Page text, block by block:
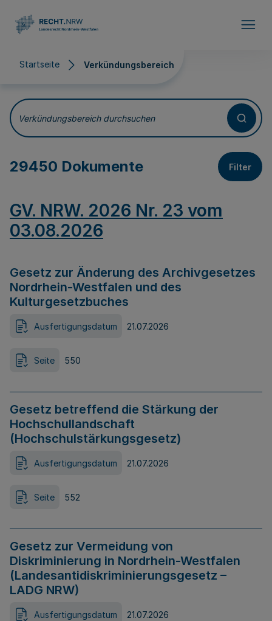
Startseite Verkündungsbereich
Verkündungsbereich
Verkündungsbereich durchsuchen
29450 Dokumente Filter
GV. NRW. 2026 Nr. 23 vom
03.08.2026
Gesetz zur Änderung des Archivgesetzes
Nordrhein-Westfalen und des
Kulturgesetzbuches
Ausfertigungsdatum 21.07.2026
Seite 550
Gesetz betreffend die Stärkung der
Hochschullandschaft
(Hochschulstärkungsgesetz)
Ausfertigungsdatum 21.07.2026
Seite 552
Gesetz zur Vermeidung von
Diskriminierung in Nordrhein-Westfalen
(Landesantidiskriminierungsgesetz –
LADG NRW)
Ausfertigungsdatum 21.07.2026